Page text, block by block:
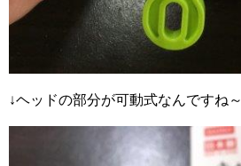
↓ヘッドの部分が可動式なんですね～